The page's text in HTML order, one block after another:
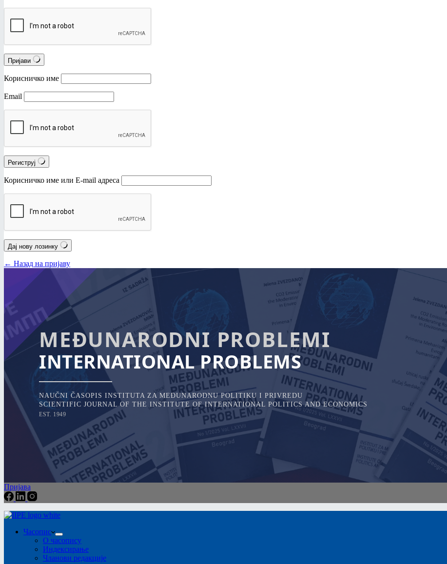
Пријави
Корисничко име
Email
Региструј
Корисничко име или Е-mail адреса
Дај нову лозинку
← Назад на пријаву
MEĐUNARODNI PROBLEMI
INTERNATIONAL PROBLEMS
NAUČNI ČASOPIS INSTITUTA ZA MEĐUNARODNU POLITIKU I PRIVREDU
SCIENTIFIC JOURNAL OF THE INSTITUTE OF INTERNATIONAL POLITICS AND ECONOMICS
EST. 1949
Пријава
Часопис
О часопису
Индексирање
Чланови редакције